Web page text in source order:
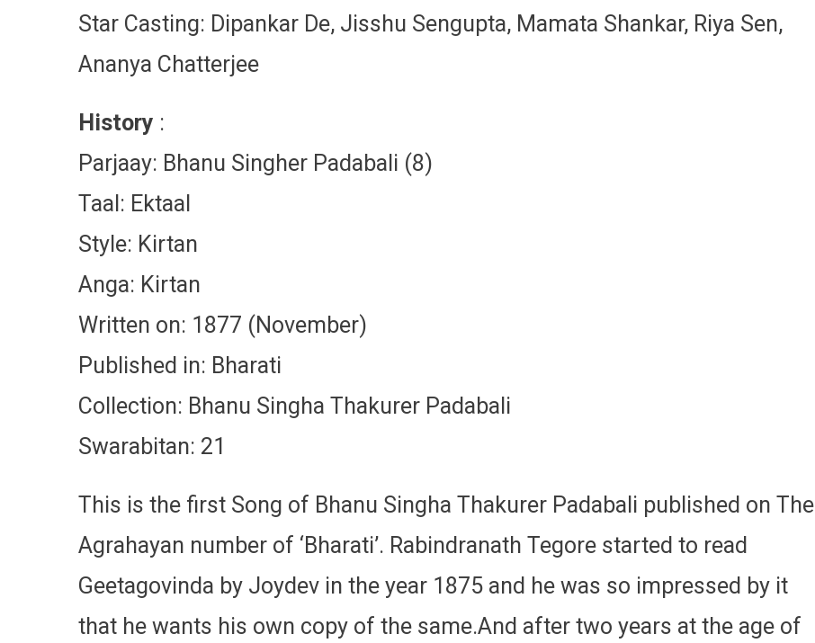
Star Casting: Dipankar De, Jisshu Sengupta, Mamata Shankar, Riya Sen,
Ananya Chatterjee
History :
Parjaay: Bhanu Singher Padabali (8)
Taal: Ektaal
Style: Kirtan
Anga: Kirtan
Written on: 1877 (November)
Published in: Bharati
Collection: Bhanu Singha Thakurer Padabali
Swarabitan: 21
This is the first Song of Bhanu Singha Thakurer Padabali published on The
Agrahayan number of ‘Bharati’. Rabindranath Tegore started to read
Geetagovinda by Joydev in the year 1875 and he was so impressed by it
that he wants his own copy of the same.And after two years at the age of